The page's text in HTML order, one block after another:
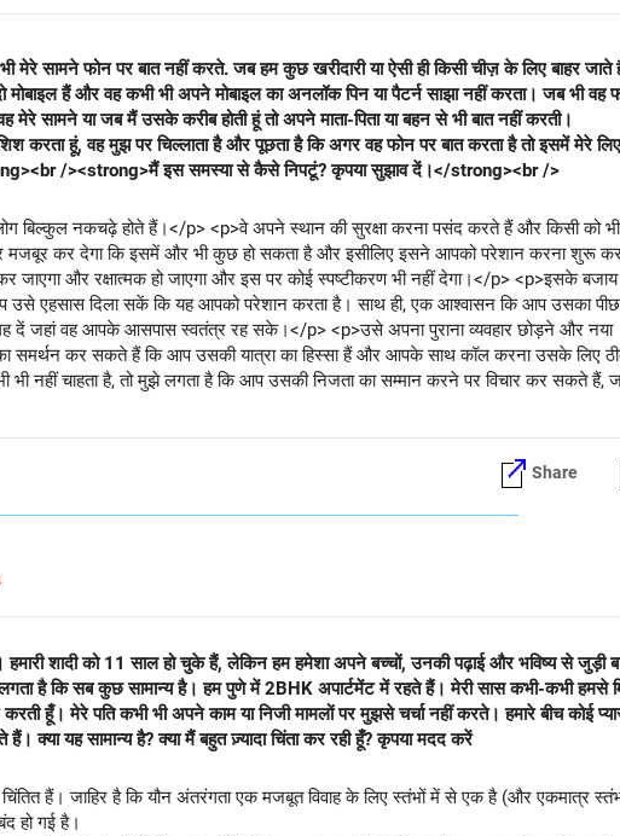
सामने फोन पर बात नहीं करते. जब हम कुछ खरीदारी या ऐसी ही किसी चीज़ के लिए बाहर जाते
हैं और वह कभी भी अपने मोबाइल का अनलॉक पिन या पैटर्न साझा नहीं करता। जब भी वह
सामने या जब मैं उसके करीब होती हूं तो अपने माता-पिता या बहन से भी बात नहीं करती।
हूं, वह मुझ पर चिल्लाता है और पूछता है कि अगर वह फोन पर बात करता है तो इसमें मेरे लिए
/><strong>मैं इस समस्या से कैसे निपटूं? कृपया सुझाव दें।</strong><br />
बिल्कुल नकचढ़े होते हैं।</p> <p>वे अपने स्थान की सुरक्षा करना पसंद करते हैं और किसी को भी
कर देगा कि इसमें और भी कुछ हो सकता है और इसीलिए इसने आपको परेशान करना शुरू
और रक्षात्मक हो जाएगा और इस पर कोई स्पष्टीकरण भी नहीं देगा।</p> <p>इसके बजाय
एहसास दिला सकें कि यह आपको परेशान करता है। साथ ही, एक आश्वासन कि आप उसका
दें जहां वह आपके आसपास स्वतंत्र रह सके।</p> <p>उसे अपना पुराना व्यवहार छोड़ने और नया
समर्थन कर सकते हैं कि आप उसकी यात्रा का हिस्सा हैं और आपके साथ कॉल करना उसके लिए
भी नहीं चाहता है, तो मुझे लगता है कि आप उसकी निजता का सम्मान करने पर विचार कर सकते हैं,
Share
शादी को 11 साल हो चुके हैं, लेकिन हम हमेशा अपने बच्चों, उनकी पढ़ाई और भविष्य से जुड़ी
है कि सब कुछ सामान्य है। हम पुणे में 2BHK अपार्टमेंट में रहते हैं। मेरी सास कभी-कभी हमसे
हूँ। मेरे पति कभी भी अपने काम या निजी मामलों पर मुझसे चर्चा नहीं करते। हमारे बीच कोई
क्या यह सामान्य है? क्या मैं बहुत ज़्यादा चिंता कर रही हूँ? कृपया मदद करें
हैं। जाहिर है कि यौन अंतरंगता एक मजबूत विवाह के लिए स्तंभों में से एक है (और एकमात्र
हो गई है।